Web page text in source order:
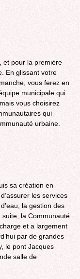
et pour la première
En glissant votre
vous ferez en
municipale qui
vous choisirez
qui
urbaine.
sa création en
les services
la gestion des
suite, la Communauté
et a largement
par de grandes
le pont Jacques
salle de